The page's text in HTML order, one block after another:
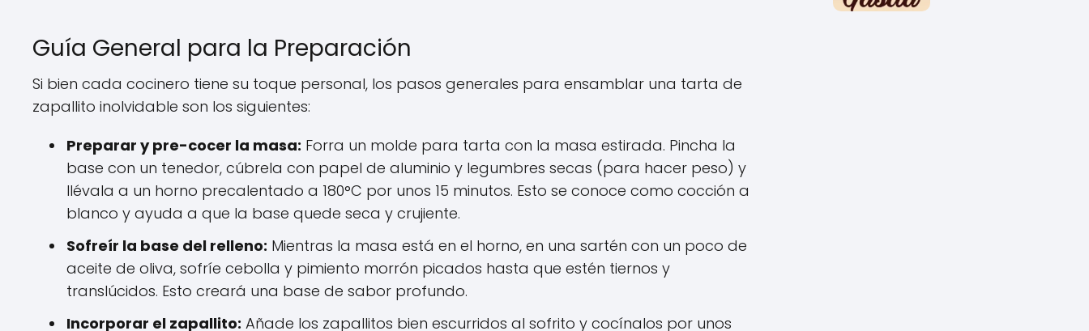
Guía General para la Preparación
Si bien cada cocinero tiene su toque personal, los pasos generales para ensamblar una tarta de
zapallito inolvidable son los siguientes:
Preparar y pre-cocer la masa: Forra un molde para tarta con la masa estirada. Pincha la
base con un tenedor, cúbrela con papel de aluminio y legumbres secas (para hacer peso) y
llévala a un horno precalentado a 180°C por unos 15 minutos. Esto se conoce como cocción a
blanco y ayuda a que la base quede seca y crujiente.
Sofreír la base del relleno: Mientras la masa está en el horno, en una sartén con un poco de
aceite de oliva, sofríe cebolla y pimiento morrón picados hasta que estén tiernos y
translúcidos. Esto creará una base de sabor profundo.
Incorporar el zapallito: Añade los zapallitos bien escurridos al sofrito y cocínalos por unos